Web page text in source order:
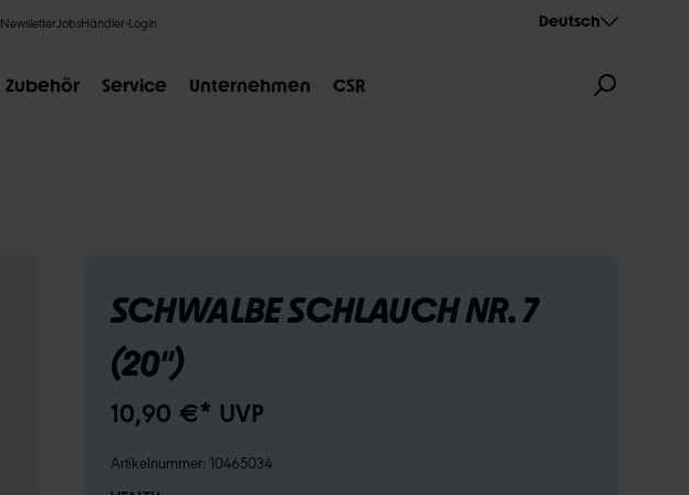
Newsletter JobsHändler-Login Deutsch
Zubehör Service Unternehmen CSR
SCHWALBE SCHLAUCH NR. 7
(20")
10,90 €* UVP
Artikelnummer: 10465034